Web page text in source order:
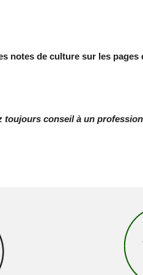
notes de culture sur les pages
toujours conseil à un